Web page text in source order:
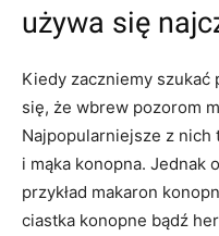
używa się
Kiedy zaczniemy
się, że wbrew pozorom
Najpopularniejsze z nich
i mąka konopna. Jednak
przykład makaron
ciastka konopne bądź